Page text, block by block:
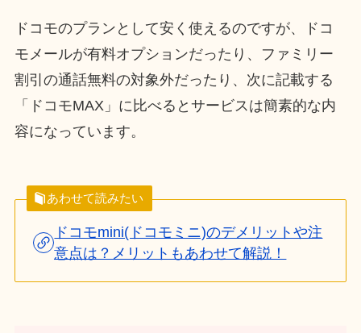
ドコモのプランとして安く使えるのですが、ドコ
モメールが有料オプションだったり、ファミリー
割引の通話無料の対象外だったり、次に記載する
「ドコモMAX」に比べるとサービスは簡素的な内
容になっています。
あわせて読みたい
ドコモmini(ドコモミニ)のデメリットや注
意点は？メリットもあわせて解説！